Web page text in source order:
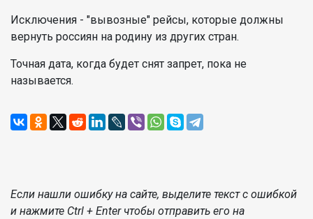
Исключения - "вывозные" рейсы, которые должны
вернуть россиян на родину из других стран.
Точная дата, когда будет снят запрет, пока не
называется.
Если нашли ошибку на сайте, выделите текст с ошибкой
и нажмите Ctrl + Enter чтобы отправить его на